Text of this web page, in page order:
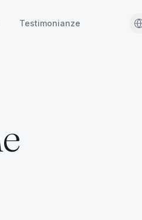
Testimonianze